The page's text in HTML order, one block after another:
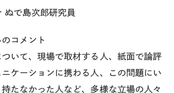
ぬで島次郎研究員
コメント
いて、現場で取材する人、紙面で論評
ケーションに携わる人、この問題にい
たなかった人など、多様な立場の人々